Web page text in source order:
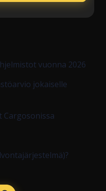
vuonna 2026
jokaiselle
Cargosonissa